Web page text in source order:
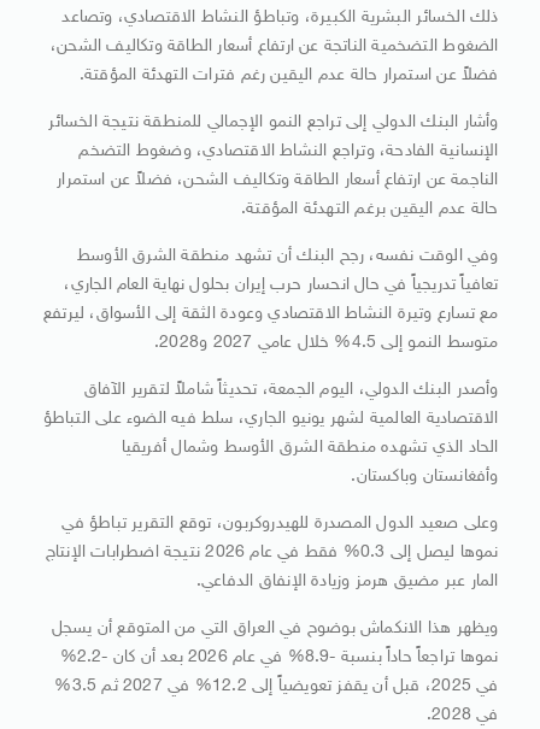
ذلك الخسائر البشرية الكبيرة، وتباطؤ النشاط الاقتصادي، وتصاعد
الضغوط التضخمية الناتجة عن ارتفاع أسعار الطاقة وتكاليف الشحن،
فضلاً عن استمرار حالة عدم اليقين رغم فترات التهدئة المؤقتة.
وأشار البنك الدولي إلى تراجع النمو الإجمالي للمنطقة نتيجة الخسائر
الإنسانية الفادحة، وتراجع النشاط الاقتصادي، وضغوط التضخم
الناجمة عن ارتفاع أسعار الطاقة وتكاليف الشحن، فضلاً عن استمرار
حالة عدم اليقين برغم التهدئة المؤقتة.
وفي الوقت نفسه، رجح البنك أن تشهد منطقة الشرق الأوسط
تعافياً تدريجياً في حال انحسار حرب إيران بحلول نهاية العام الجاري،
مع تسارع وتيرة النشاط الاقتصادي وعودة الثقة إلى الأسواق، ليرتفع
متوسط النمو إلى 4.5% خلال عامي 2027 و2028.
وأصدر البنك الدولي، اليوم الجمعة، تحديثاً شاملاً لتقرير الآفاق
الاقتصادية العالمية لشهر يونيو الجاري، سلط فيه الضوء على التباطؤ
الحاد الذي تشهده منطقة الشرق الأوسط وشمال أفريقيا
وأفغانستان وباكستان.
وعلى صعيد الدول المصدرة للهيدروكربون، توقع التقرير تباطؤ في
نموها ليصل إلى 0.3% فقط في عام 2026 نتيجة اضطرابات الإنتاج
المار عبر مضيق هرمز وزيادة الإنفاق الدفاعي.
ويظهر هذا الانكماش بوضوح في العراق التي من المتوقع أن يسجل
نموها تراجعاً حاداً بنسبة -8.9% في عام 2026 بعد أن كان -2.2%
في 2025، قبل أن يقفز تعويضياً إلى 12.2% في 2027 ثم 3.5%
في 2028.